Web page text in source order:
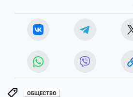
ОБЩЕСТВО